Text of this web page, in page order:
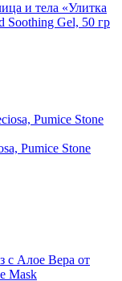
и тела «Улитка
Soothing Gel, 50 гр
Pumice Stone